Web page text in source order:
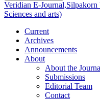
Veridian E-
Sciences and arts)
Current
Archives
Announcements
About
About the
Submissions
Editorial Team
Contact